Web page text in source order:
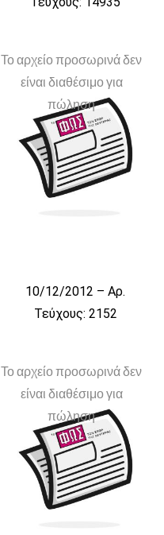
Το αρχείο προσωρινά δεν
είναι διαθέσιμο για
πώληση
10/12/2012 – Αρ.
Τεύχους: 2152
Το αρχείο προσωρινά δεν
είναι διαθέσιμο για
πώληση